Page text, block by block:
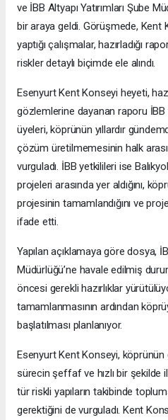
ve İBB Altyapı Yatırımları Şube
bir araya geldi. Görüşmede, Kent
yaptığı çalışmalar, hazırladığı
riskler detaylı biçimde ele alındı.
Esenyurt Kent Konseyi heyeti,
gözlemlerine dayanan raporu
üyeleri, köprünün yıllardır
çözüm üretilmemesinin halk
vurguladı. İBB yetkilileri ise
projeleri arasında yer aldığını,
projesinin tamamlandığını ve
ifade etti.
Yapılan açıklamaya göre dosya,
Müdürlüğü’ne havale edilmiş
öncesi gerekli hazırlıklar
tamamlanmasının ardından
başlatılması planlanıyor.
Esenyurt Kent Konseyi, köprünün
sürecin şeffaf ve hızlı bir şekilde
tür riskli yapıların takibinde
gerektiğini de vurguladı. Kent